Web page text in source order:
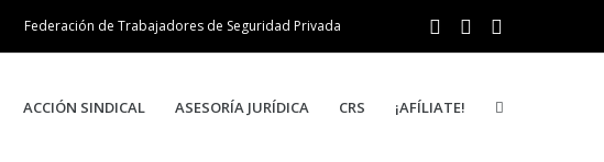
Federación de Trabajadores de Seguridad Privada
ACCIÓN SINDICAL ASESORÍA JURÍDICA CRS ¡AFÍLIATE!